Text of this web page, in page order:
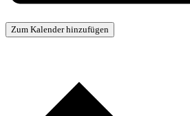
Zum Kalender hinzufügen